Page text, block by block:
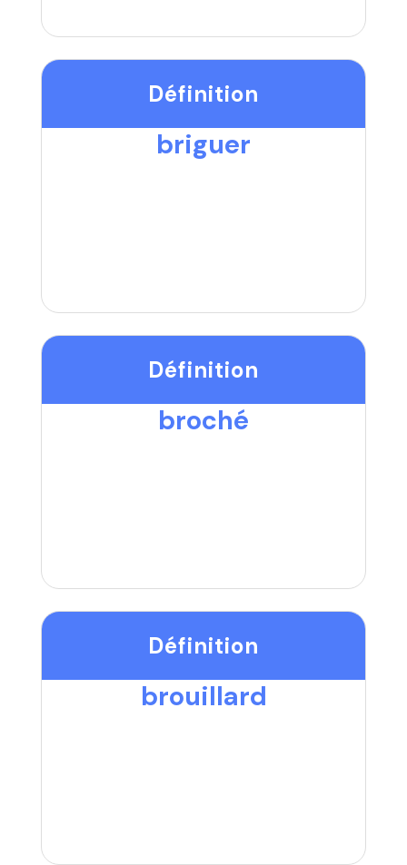
Définition
briguer
Définition
broché
Définition
brouillard